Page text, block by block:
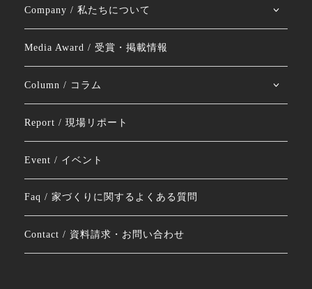
Company / 私たちについて
Media Award / 受賞・掲載情報
Column / コラム
Report / 現場リポート
Event / イベント
Faq / 家づくりに関するよくある質問
Contact / 資料請求・お問い合わせ